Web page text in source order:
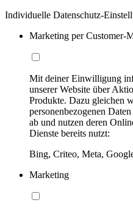
Individuelle Datenschutz-
Marketing per Customer-
Mit deiner Einwilligung
unserer Website über
Produkte. Dazu gleichen
personenbezogenen
ab und nutzen deren
Dienste bereits nutzt:
Bing, Criteo, Meta,
Marketing